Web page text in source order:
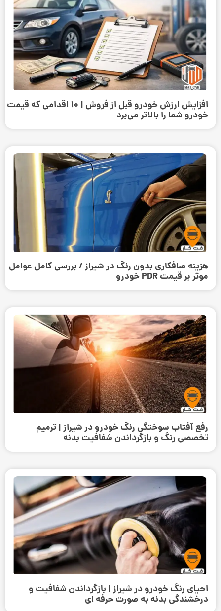
افزایش ارزش خودرو قبل از فروش | ۱۰ اقدامی که قیمت
خودرو شما را بالاتر می‌برد
هزینه صافکاری بدون رنگ در شیراز / بررسی کامل عوامل
موثر بر قیمت PDR خودرو
رفع آفتاب سوختگی رنگ خودرو در شیراز | ترمیم
تخصصی رنگ و بازگرداندن شفافیت بدنه
احیای رنگ خودرو در شیراز | بازگرداندن شفافیت و
درخشندگی بدنه به صورت حرفه‌ ای